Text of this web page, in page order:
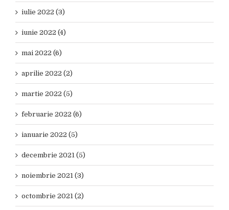
iulie 2022 (3)
iunie 2022 (4)
mai 2022 (6)
aprilie 2022 (2)
martie 2022 (5)
februarie 2022 (6)
ianuarie 2022 (5)
decembrie 2021 (5)
noiembrie 2021 (3)
octombrie 2021 (2)